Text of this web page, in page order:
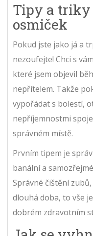
Tipy a triky
osmiček
Pokud jste jako já a
nezoufejte! Chci s
které jsem objevil
nepřítelem. Takže
vypořádat s bolestí,
nepříjemnostmi
správném místě.
Prvním tipem je
banální a
Správné čištění
dlouhá doba, to vše
dobrém zdravotním